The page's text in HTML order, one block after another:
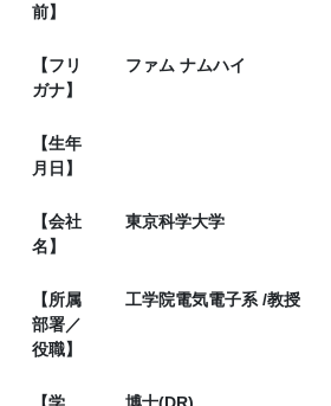
前】
【フリ
ガナ】
ファム ナムハイ
【生年
月日】
【会社
名】
東京科学大学
【所属
部署／
役職】
工学院電気電子系 /教授